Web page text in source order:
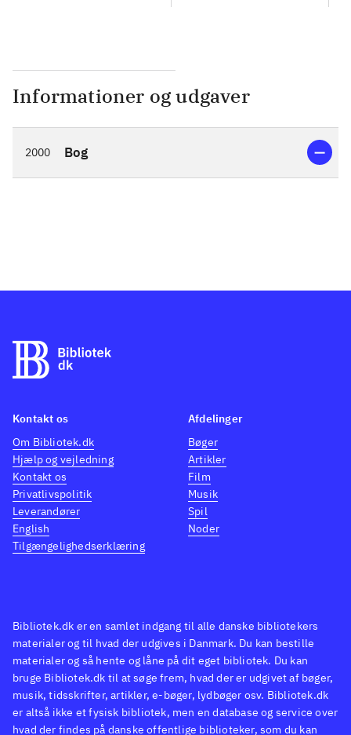
Informationer og udgaver
2000 Bog
Bibliotek.dk er en samlet indgang til alle danske bibliotekers
materialer og til hvad der udgives i Danmark. Du kan bestille
materialer og så hente og låne på dit eget bibliotek. Du kan
bruge Bibliotek.dk til at søge frem, hvad der er udgivet af bøger,
musik, tidsskrifter, artikler, e-bøger, lydbøger osv. Bibliotek.dk
er altså ikke et fysisk bibliotek, men en database og service over
hvad der findes på danske offentlige biblioteker, som du kan
Kontakt os
Om Bibliotek.dk
Hjælp og vejledning
Kontakt os
Privatlivspolitik
Leverandører
English
Tilgængelighedserklæring
Afdelinger
Bøger
Artikler
Film
Musik
Spil
Noder